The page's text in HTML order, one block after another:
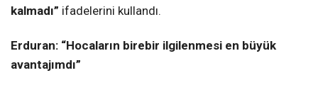
kalmadı” ifadelerini kullandı.
Erduran: “Hocaların birebir ilgilenmesi en büyük
avantajımdı”